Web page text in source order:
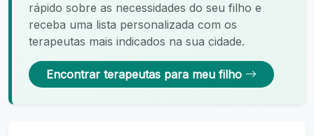
rápido sobre as necessidades do seu filho e
receba uma lista personalizada com os
terapeutas mais indicados na sua cidade.
Encontrar terapeutas para meu filho